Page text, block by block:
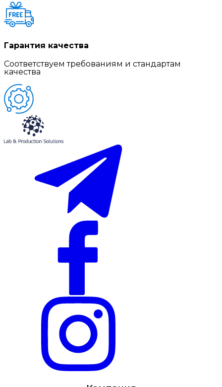
Гарантия качества
Соответствуем требованиям и стандартам
качества